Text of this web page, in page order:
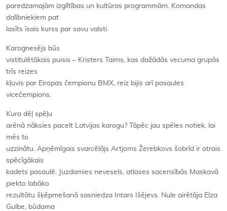
paredzamajām izglītības un kultūras programmām. Komandas
dalībniekiem pat
lasīts īsais kurss par savu valsti.
Karognesējs būs
vistitulētākais puisis – Kristers Taims, kas dažādās vecuma grupās
trīs reizes
kļuvis par Eiropas čempionu BMX, reiz bijis arī pasaules
vicečempions.
Kura dēļ spēļu
arēnā nāksies pacelt Latvijas karogu? Tāpēc jau spēles notiek, lai
mēs to
uzzinātu. Apņēmīgais svarcēlājs Artjoms Žerebkovs šobrīd ir otrais
spēcīgākais
kadets pasaulē. Juzdamies nevesels, atlases sacensībās Maskavā
piekto labāko
rezultātu šķēpmešanā sasniedza Intars Išējevs. Nule airētāja Elza
Gulbe, būdama